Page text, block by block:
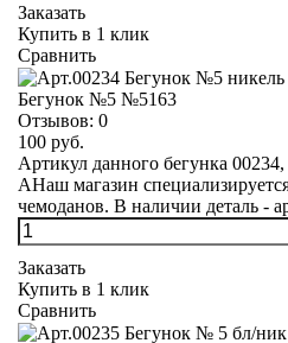
Заказать
Купить в 1 клик
Сравнить
Бегунок №5 №5163
Отзывов: 0
100 руб.
Артикул данного бегунка
АНаш магазин
чемоданов. В наличии деталь -
Заказать
Купить в 1 клик
Сравнить